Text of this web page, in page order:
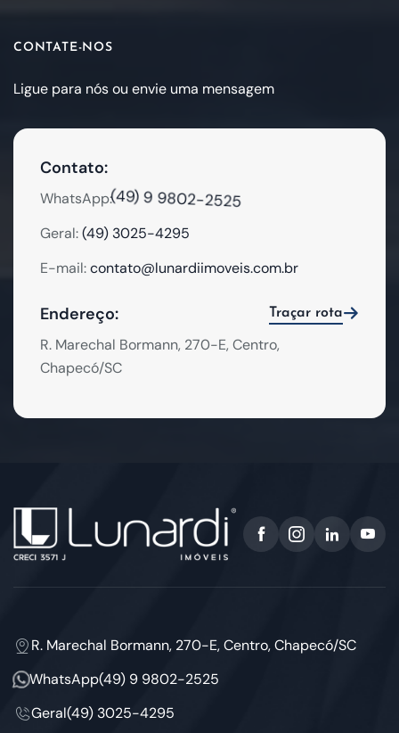
CONTATE-NOS
Ligue para nós ou envie uma mensagem
Contato:
WhatsApp:(49) 9 9802-2525
Geral:(49) 3025-4295
E-mail:contato@lunardiimoveis.com.br
Endereço: Traçar rota
R. Marechal Bormann, 270-E, Centro,
Chapecó/SC
R. Marechal Bormann, 270-E, Centro, Chapecó/SC
WhatsApp(49) 9 9802-2525
Geral(49) 3025-4295